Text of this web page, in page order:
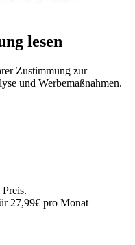
lesen
Zustimmung zur
und Werbemaßnahmen.
27,99€ pro Monat